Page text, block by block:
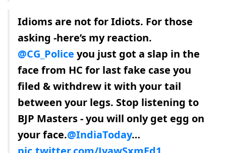
Idioms are not for Idiots. For those
asking -here’s my reaction.
@CG_Police you just got a slap in the
face from HC for last fake case you
filed & withdrew it with your tail
between your legs. Stop listening to
BJP Masters - you will only get egg on
your face.@IndiaToday…